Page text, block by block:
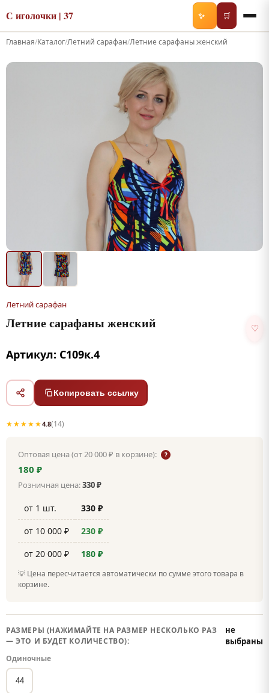
С иголочки | 37 ✨ 🛒
Главная/Каталог/Летний сарафан/Летние сарафаны женский
Летний сарафан
Летние сарафаны женский ♡
Артикул: С109к.4
Копировать ссылку
★★★★★4.8(14)
Оптовая цена (от 20 000 ₽ в корзине): ?
180 ₽
Розничная цена:330 ₽
от 1 шт.
330 ₽
от 10 000 ₽
230 ₽
от 20 000 ₽
180 ₽
💡 Цена пересчитается автоматически по сумме этого товара в
корзине.
РАЗМЕРЫ (НАЖИМАЙТЕ НА РАЗМЕР НЕСКОЛЬКО РАЗ
— ЭТО И БУДЕТ КОЛИЧЕСТВО):
не
выбраны
Одиночные
44